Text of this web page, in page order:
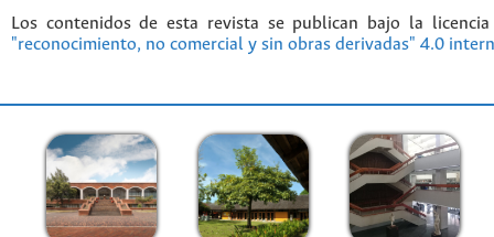
Los contenidos de esta revista se publican bajo la
"reconocimiento, no comercial y sin obras derivadas" 4.0